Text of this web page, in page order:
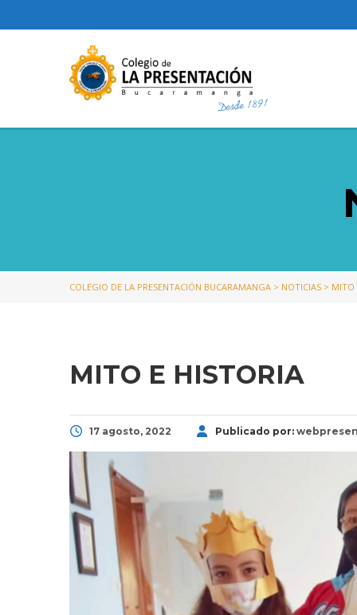
COLEGIO DE LA PRESENTACIÓN BUCARAMANGA > NOTICIAS > MITO
MITO E HISTORIA
17 agosto, 2022 Publicado por: